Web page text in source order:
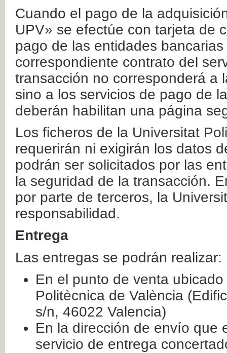
Cuando el pago de la
UPV» se efectúe con tarjeta de
pago de las entidades
correspondiente contrato del
transacción no corresponderá a
sino a los servicios de pago de
deberán habilitan una página
Los ficheros de la Universitat
requerirán ni exigirán los datos
podrán ser solicitados por las
la seguridad de la transacción.
por parte de terceros, la
responsabilidad.
Entrega
Las entregas se podrán realizar:
En el punto de venta
Politècnica de València
s/n, 46022 Valencia)
En la dirección de envío que
servicio de entrega